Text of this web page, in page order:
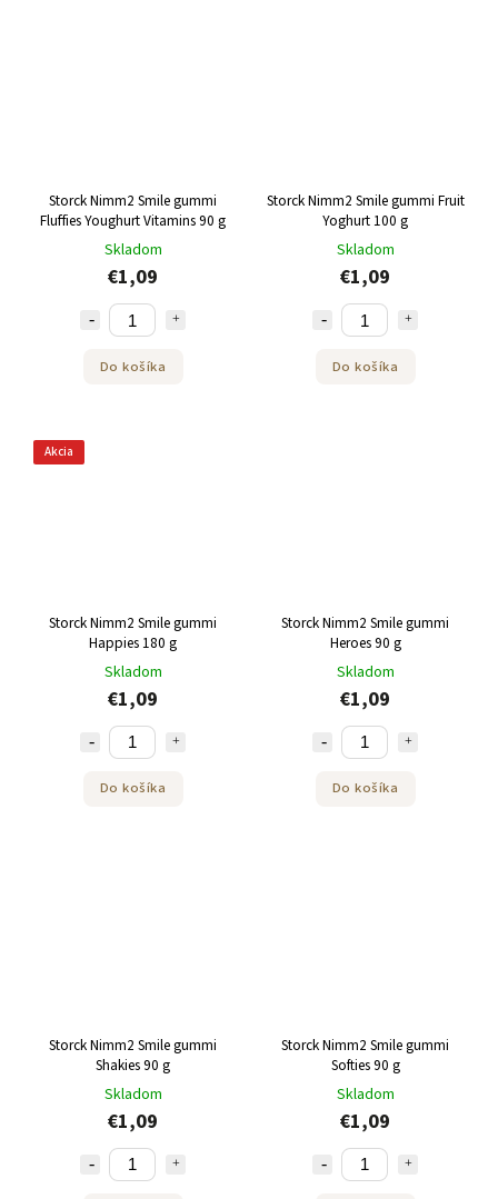
Storck Nimm2 Smile gummi
Fluffies Youghurt Vitamins 90 g
Skladom
€1,09
Do košíka
Storck Nimm2 Smile gummi Fruit
Yoghurt 100 g
Skladom
€1,09
Do košíka
Akcia
Storck Nimm2 Smile gummi
Happies 180 g
Skladom
€1,09
Do košíka
Storck Nimm2 Smile gummi
Heroes 90 g
Skladom
€1,09
Do košíka
Storck Nimm2 Smile gummi
Shakies 90 g
Skladom
€1,09
Storck Nimm2 Smile gummi
Softies 90 g
Skladom
€1,09